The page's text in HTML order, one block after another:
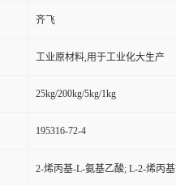
齐飞
工业原材料,用于工业化大生产
25kg/200kg/5kg/1kg
195316-72-4
2-烯丙基-L-氨基乙酸; L-2-烯丙